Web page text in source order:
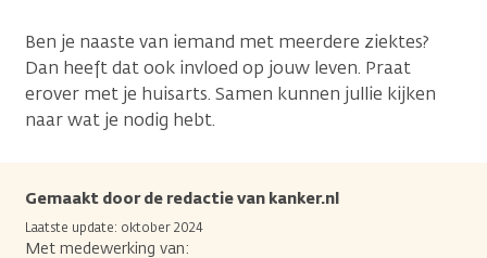
Ben je naaste van iemand met meerdere ziektes?
Dan heeft dat ook invloed op jouw leven. Praat
erover met je huisarts. Samen kunnen jullie kijken
naar wat je nodig hebt.
Gemaakt door de redactie van kanker.nl
Laatste update: oktober 2024
Met medewerking van: